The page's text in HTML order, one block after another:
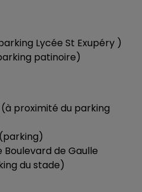
Lycée St Exupéry )
patinoire)
proximité du parking
Boulevard de Gaulle
du stade)